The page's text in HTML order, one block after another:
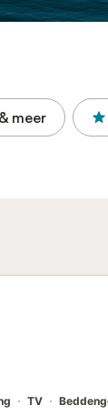
& meer
TV